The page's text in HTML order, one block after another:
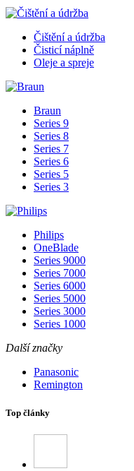
Čištění a údržba
Čisticí náplně
Oleje a spreje
Braun
Series 9
Series 8
Series 7
Series 6
Series 5
Series 3
Philips
OneBlade
Series 9000
Series 7000
Series 6000
Series 5000
Series 3000
Series 1000
Další značky
Panasonic
Remington
Top články